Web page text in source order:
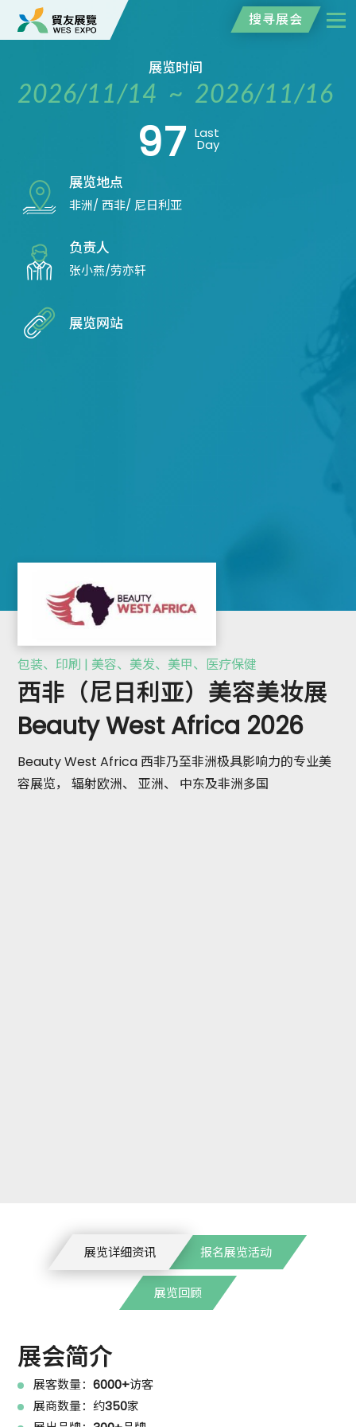
搜寻展会
展览时间
2026/11/14 ~ 2026/11/16
97 Last
Day
展览地点
非洲/ 西非/ 尼日利亚
负责人
张小燕/劳亦轩
展览网站
包装、印刷 | 美容、美发、美甲、医疗保健
西非（尼日利亚）美容美妆展
Beauty West Africa 2026
Beauty West Africa 西非乃至非洲极具影响力的专业美
容展览， 辐射欧洲、 亚洲、 中东及非洲多国
展览详细资讯 报名展览活动
展览回顾
展会简介
展客数量：6000+访客
展商数量：约350家